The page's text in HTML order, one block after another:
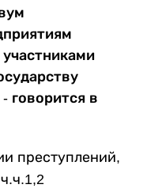
участниками
говорится в
преступлений,